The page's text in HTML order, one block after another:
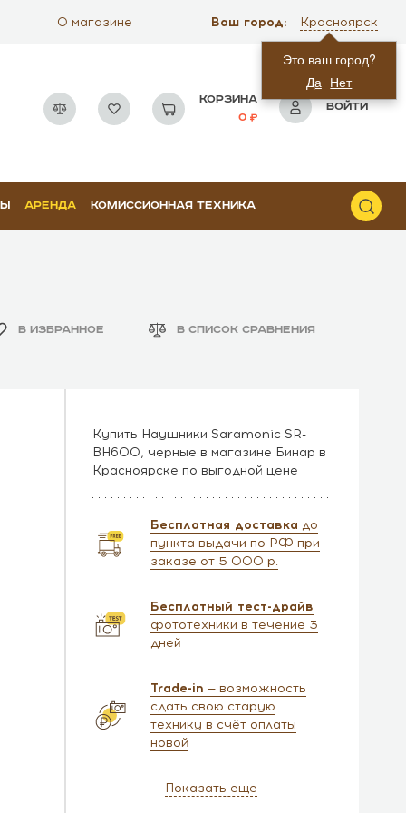
О магазине Ваш город:
Это ваш город?
Да Нет
Красноярск
КОРЗИНА
0
ВОЙТИ
АРЕНДА КОМИССИОННАЯ ТЕХНИКА
В ИЗБРАННОЕ В СПИСОК СРАВНЕНИЯ
Купить Наушники Saramonic SR-
BH600, черные в магазине Бинар в
Красноярске по выгодной цене
Бесплатная доставка до
пункта выдачи по РФ при
заказе от 5 000 р.
Бесплатный тест-драйв
фототехники в течение 3
дней
Trade-in — возможность
сдать свою старую
технику в счёт оплаты
новой
Показать еще